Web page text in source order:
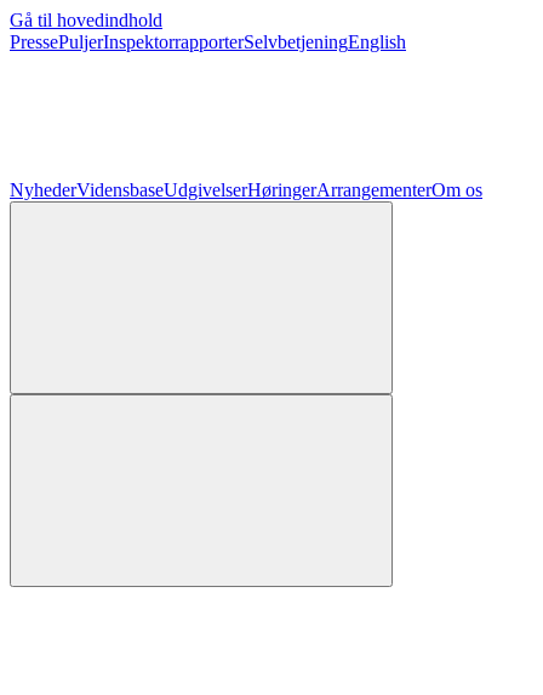
Gå til hovedindhold
PressePuljerInspektorrapporterSelvbetjeningEnglish
NyhederVidensbaseUdgivelserHøringerArrangementerOm os